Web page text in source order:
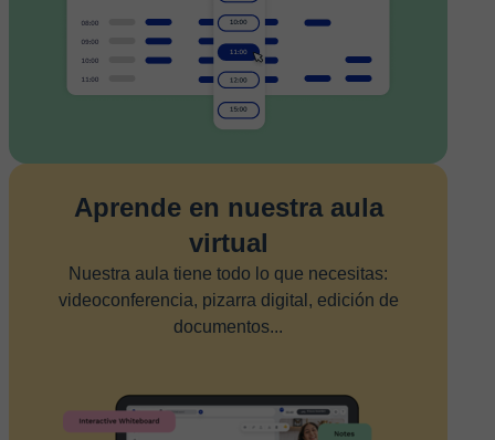
Aprende en nuestra aula
virtual
Nuestra aula tiene todo lo que necesitas:
videoconferencia, pizarra digital, edición de
documentos...